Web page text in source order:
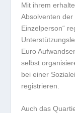
Mit ihrem
Absolventen der
Einzelperson“
Euro
selbst
bei einer
registrieren.
Auch das